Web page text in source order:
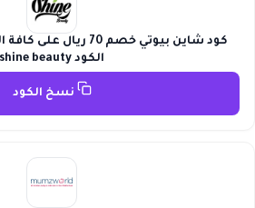
كود شاين بيوتي خصم 70
الكود shine beauty
نسخ الكود